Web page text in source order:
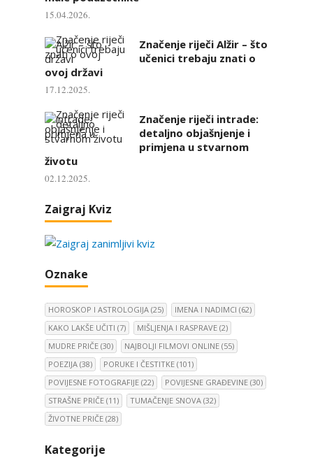
15.04.2026.
Značenje riječi Alžir – što
učenici trebaju znati o
ovoj državi
17.12.2025.
Značenje riječi intrade:
detaljno objašnjenje i
primjena u stvarnom
životu
02.12.2025.
Zaigraj Kviz
Oznake
HOROSKOP I ASTROLOGIJA (25) IMENA I NADIMCI (62)
KAKO LAKŠE UČITI (7) MIŠLJENJA I RASPRAVE (2)
MUDRE PRIČE (30) NAJBOLJI FILMOVI ONLINE (55)
POEZIJA (38) PORUKE I ČESTITKE (101)
POVIJESNE FOTOGRAFIJE (22) POVIJESNE GRAĐEVINE (30)
STRAŠNE PRIČE (11) TUMAČENJE SNOVA (32)
ŽIVOTNE PRIČE (28)
Kategorije